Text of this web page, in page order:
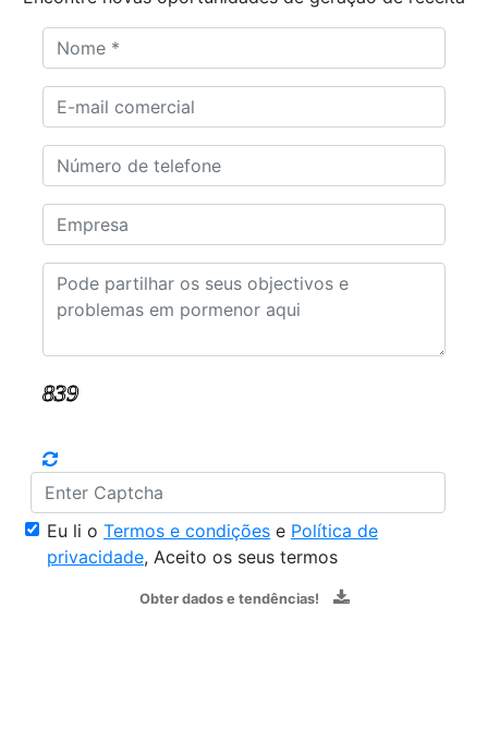
Eu li o Termos e condições e Política de
privacidade, Aceito os seus termos
Obter dados e tendências!